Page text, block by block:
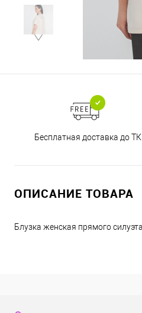
Бесплатная доставка до ТК
ОПИСАНИЕ ТОВАРА
Блузка женская прямого